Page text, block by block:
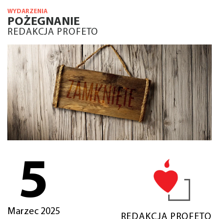
WYDARZENIA
POŻEGNANIE
REDAKCJA PROFETO
5
Marzec 2025
REDAKCJA PROFETO